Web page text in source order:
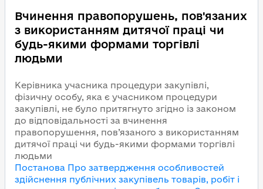
Вчинення правопорушень, пов'язаних
з використанням дитячої праці чи
будь-якими формами торгівлі
людьми
Керівника учасника процедури закупівлі,
фізичну особу, яка є учасником процедури
закупівлі, не було притягнуто згідно із законом
до відповідальності за вчинення
правопорушення, пов’язаного з використанням
дитячої праці чи будь-якими формами торгівлі
людьми
Постанова Про затвердження особливостей
здійснення публічних закупівель товарів, робіт і